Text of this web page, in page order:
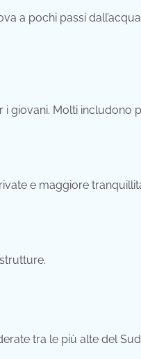
a pochi passi
i giovani. Molti includono
e maggiore
tra le più alte del Sud